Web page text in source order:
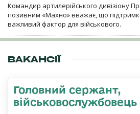
Командир артилерійського дивізіону
позивним «Махно» вважає, що
важливий фактор для військового.
ВАКАНСІЇ
Головний сержант,
військовослужбовець